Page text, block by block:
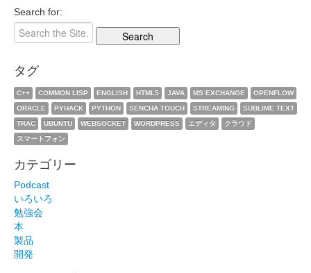
Search for:
タグ
C++ COMMON LISP ENGLISH HTML5 JAVA MS EXCHANGE
OPENFLOW
ORACLE
PYHACK PYTHON SENCHA TOUCH STREAMING
SUBLIME TEXT
TRAC
UBUNTU WEBSOCKET WORDPRESS エディタ
クラウド
スマートフォン
カテゴリー
Podcast
いろいろ
勉強会
本
製品
開発